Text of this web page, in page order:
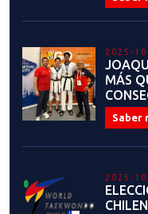
2025-
MÁS
Saber
2025-